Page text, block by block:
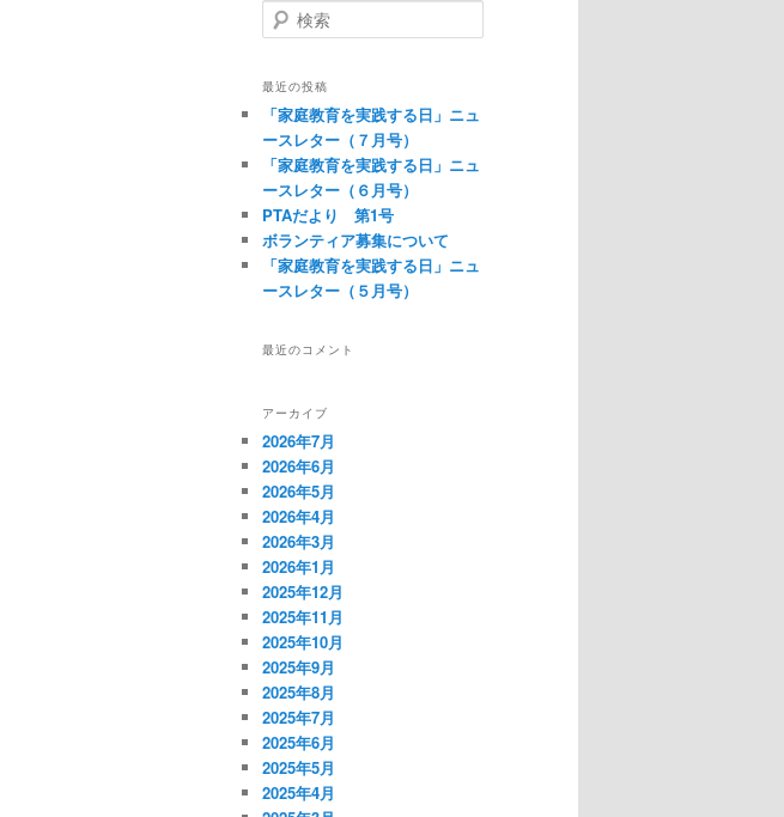
検
索
最近の投稿
「家庭教育を実践する日」ニュ
ースレター（７月号）
「家庭教育を実践する日」ニュ
ースレター（６月号）
PTAだより 第1号
ボランティア募集について
「家庭教育を実践する日」ニュ
ースレター（５月号）
最近のコメント
アーカイブ
2026年7月
2026年6月
2026年5月
2026年4月
2026年3月
2026年1月
2025年12月
2025年11月
2025年10月
2025年9月
2025年8月
2025年7月
2025年6月
2025年5月
2025年4月